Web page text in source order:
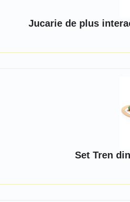
Jucarie de plus
Set Tren